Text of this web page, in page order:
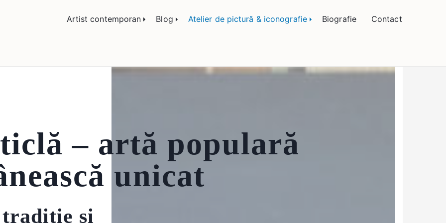
și sticlă, portrete și restaurare artă – Călin Bogătean
Artist contemporan Blog Atelier de pictură & iconografie Biografie Contact
– artă populară
unicat
și